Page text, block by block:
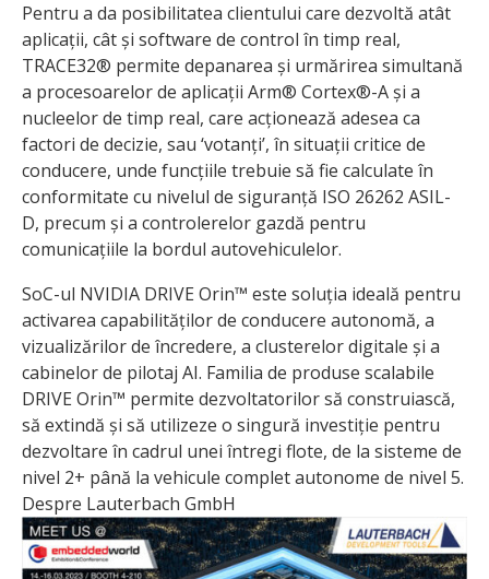
Pentru a da posibilitatea clientului care dezvoltă atât
aplicații, cât și software de control în timp real,
TRACE32® permite depanarea și urmărirea simultană
a procesoarelor de aplicații Arm® Cortex®-A și a
nucleelor de timp real, care acționează adesea ca
factori de decizie, sau ‘votanți’, în situații critice de
conducere, unde funcțiile trebuie să fie calculate în
conformitate cu nivelul de siguranță ISO 26262 ASIL-
D, precum și a controlerelor gazdă pentru
comunicațiile la bordul autovehiculelor.
SoC-ul NVIDIA DRIVE Orin™ este soluția ideală pentru
activarea capabilităților de conducere autonomă, a
vizualizărilor de încredere, a clusterelor digitale și a
cabinelor de pilotaj AI. Familia de produse scalabile
DRIVE Orin™ permite dezvoltatorilor să construiască,
să extindă și să utilizeze o singură investiție pentru
dezvoltare în cadrul unei întregi flote, de la sisteme de
nivel 2+ până la vehicule complet autonome de nivel 5.
Despre Lauterbach GmbH